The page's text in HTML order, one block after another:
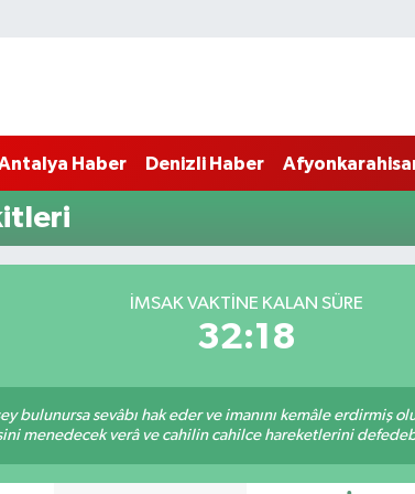
Haber Denizli Haber
İMSAK VAKTINE KALAN SÜRE
32:17
bulunursa sevâbı hak eder ve imanını kemâle erdirmiş
menedecek verâ ve cahilin cahilce hareketlerini